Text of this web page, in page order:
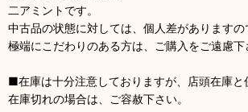
二アミントです。
中古品の状態に対しては、個人差がありますの
極端にこだわりのある方は、ご購入をご遠慮下
■在庫は十分注意しておりますが、店頭在庫と
在庫切れの場合は、ご容赦下さい。